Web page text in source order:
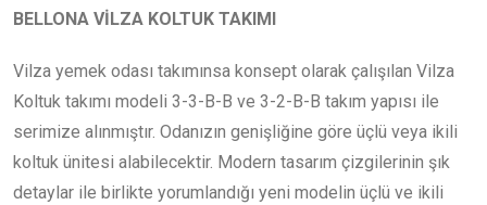
BELLONA VİLZA KOLTUK TAKIMI
Vilza yemek odası takımınsa konsept olarak çalışılan Vilza
Koltuk takımı modeli 3-3-B-B ve 3-2-B-B takım yapısı ile
serimize alınmıştır. Odanızın genişliğine göre üçlü veya ikili
koltuk ünitesi alabilecektir. Modern tasarım çizgilerinin şık
detaylar ile birlikte yorumlandığı yeni modelin üçlü ve ikili